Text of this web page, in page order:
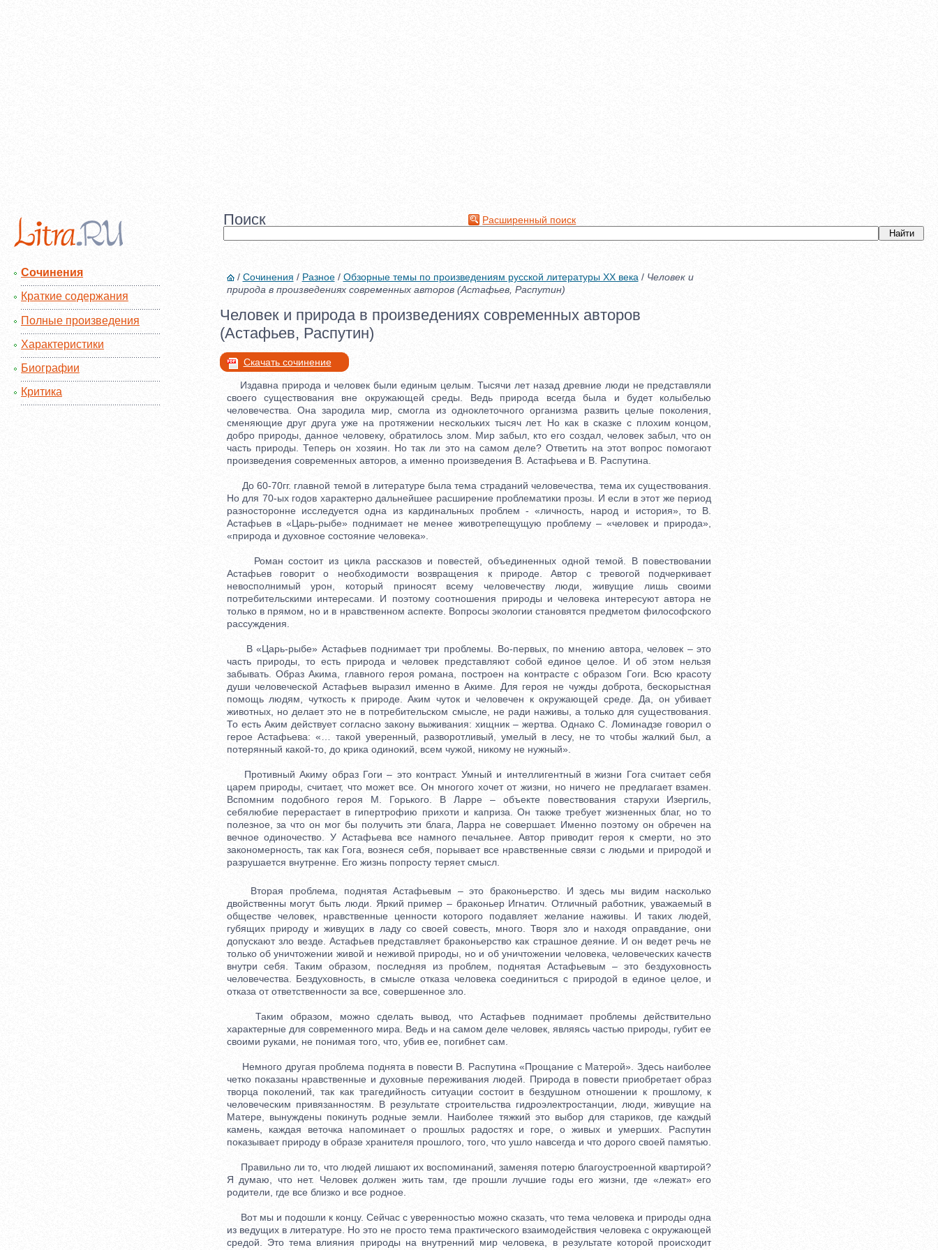
Поиск Расширенный поиск
Сочинения
Краткие содержания
Полные произведения
Характеристики
Биографии
Критика
/ Сочинения / Разное/ Обзорные темы по произведениям русской литературы XX века / Человек и
природа в произведениях современных авторов (Астафьев, Распутин)
Человек и природа в произведениях современных авторов
(Астафьев, Распутин)
Скачать сочинение
Издавна природа и человек были единым целым. Тысячи лет назад древние люди не представляли
своего существования вне окружающей среды. Ведь природа всегда была и будет колыбелью
человечества. Она зародила мир, смогла из одноклеточного организма развить целые поколения,
сменяющие друг друга уже на протяжении нескольких тысяч лет. Но как в сказке с плохим концом,
добро природы, данное человеку, обратилось злом. Мир забыл, кто его создал, человек забыл, что он
часть природы. Теперь он хозяин. Но так ли это на самом деле? Ответить на этот вопрос помогают
произведения современных авторов, а именно произведения В. Астафьева и В. Распутина.
До 60-70гг. главной темой в литературе была тема страданий человечества, тема их существования.
Но для 70-ых годов характерно дальнейшее расширение проблематики прозы. И если в этот же период
разносторонне исследуется одна из кардинальных проблем - «личность, народ и история», то В.
Астафьев в «Царь-рыбе» поднимает не менее животрепещущую проблему – «человек и природа»,
«природа и духовное состояние человека».
Роман состоит из цикла рассказов и повестей, объединенных одной темой. В повествовании
Астафьев говорит о необходимости возвращения к природе. Автор с тревогой подчеркивает
невосполнимый урон, который приносят всему человечеству люди, живущие лишь своими
потребительскими интересами. И поэтому соотношения природы и человека интересуют автора не
только в прямом, но и в нравственном аспекте. Вопросы экологии становятся предметом философского
рассуждения.
В «Царь-рыбе» Астафьев поднимает три проблемы. Во-первых, по мнению автора, человек – это
часть природы, то есть природа и человек представляют собой единое целое. И об этом нельзя
забывать. Образ Акима, главного героя романа, построен на контрасте с образом Гоги. Всю красоту
души человеческой Астафьев выразил именно в Акиме. Для героя не чужды доброта, бескорыстная
помощь людям, чуткость к природе. Аким чуток и человечен к окружающей среде. Да, он убивает
животных, но делает это не в потребительском смысле, не ради наживы, а только для существования.
То есть Аким действует согласно закону выживания: хищник – жертва. Однако С. Ломинадзе говорил о
герое Астафьева: «… такой уверенный, разворотливый, умелый в лесу, не то чтобы жалкий был, а
потерянный какой-то, до крика одинокий, всем чужой, никому не нужный».
Противный Акиму образ Гоги – это контраст. Умный и интеллигентный в жизни Гога считает себя
царем природы, считает, что может все. Он многого хочет от жизни, но ничего не предлагает взамен.
Вспомним подобного героя М. Горького. В Ларре – объекте повествования старухи Изергиль,
себялюбие перерастает в гипертрофию прихоти и каприза. Он также требует жизненных благ, но то
полезное, за что он мог бы получить эти блага, Ларра не совершает. Именно поэтому он обречен на
вечное одиночество. У Астафьева все намного печальнее. Автор приводит героя к смерти, но это
закономерность, так как Гога, вознеся себя, порывает все нравственные связи с людьми и природой и
разрушается внутренне. Его жизнь попросту теряет смысл.
Вторая проблема, поднятая Астафьевым – это браконьерство. И здесь мы видим насколько
двойственны могут быть люди. Яркий пример – браконьер Игнатич. Отличный работник, уважаемый в
обществе человек, нравственные ценности которого подавляет желание наживы. И таких людей,
губящих природу и живущих в ладу со своей совесть, много. Творя зло и находя оправдание, они
допускают зло везде. Астафьев представляет браконьерство как страшное деяние. И он ведет речь не
только об уничтожении живой и неживой природы, но и об уничтожении человека, человеческих качеств
внутри себя. Таким образом, последняя из проблем, поднятая Астафьевым – это бездуховность
человечества. Бездуховность, в смысле отказа человека соединиться с природой в единое целое, и
отказа от ответственности за все, совершенное зло.
Таким образом, можно сделать вывод, что Астафьев поднимает проблемы действительно
характерные для современного мира. Ведь и на самом деле человек, являясь частью природы, губит ее
своими руками, не понимая того, что, убив ее, погибнет сам.
Немного другая проблема поднята в повести В. Распутина «Прощание с Матерой». Здесь наиболее
четко показаны нравственные и духовные переживания людей. Природа в повести приобретает образ
творца поколений, так как трагедийность ситуации состоит в бездушном отношении к прошлому, к
человеческим привязанностям. В результате строительства гидроэлектростанции, люди, живущие на
Матере, вынуждены покинуть родные земли. Наиболее тяжкий это выбор для стариков, где каждый
камень, каждая веточка напоминает о прошлых радостях и горе, о живых и умерших. Распутин
показывает природу в образе хранителя прошлого, того, что ушло навсегда и что дорого своей памятью.
Правильно ли то, что людей лишают их воспоминаний, заменяя потерю благоустроенной квартирой?
Я думаю, что нет. Человек должен жить там, где прошли лучшие годы его жизни, где «лежат» его
родители, где все близко и все родное.
Вот мы и подошли к концу. Сейчас с уверенностью можно сказать, что тема человека и природы одна
из ведущих в литературе. Но это не просто тема практического взаимодействия человека с окружающей
средой. Это тема влияния природы на внутренний мир человека, в результате которой происходит